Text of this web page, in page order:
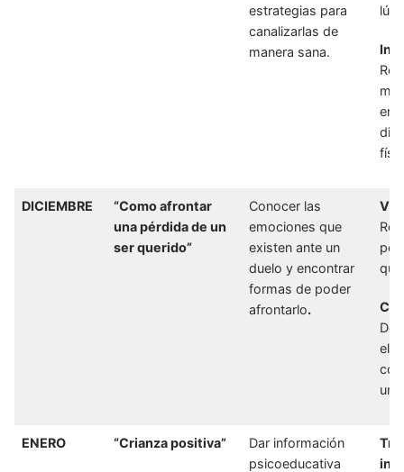
estrategias para
canalizarlas de
manera sana.
DICIEMBRE
“Como afrontar
una pérdida de un
ser querido”
Conocer las
emociones que
existen ante un
duelo y encontrar
formas de poder
afrontarlo.
el
un
ENERO “Crianza positiva”
Dar información
psicoeducativa